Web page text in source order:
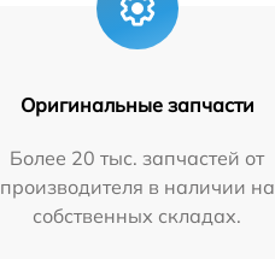
Оригинальные запчасти
Более 20 тыс. запчастей от
производителя в наличии на
собственных складах.